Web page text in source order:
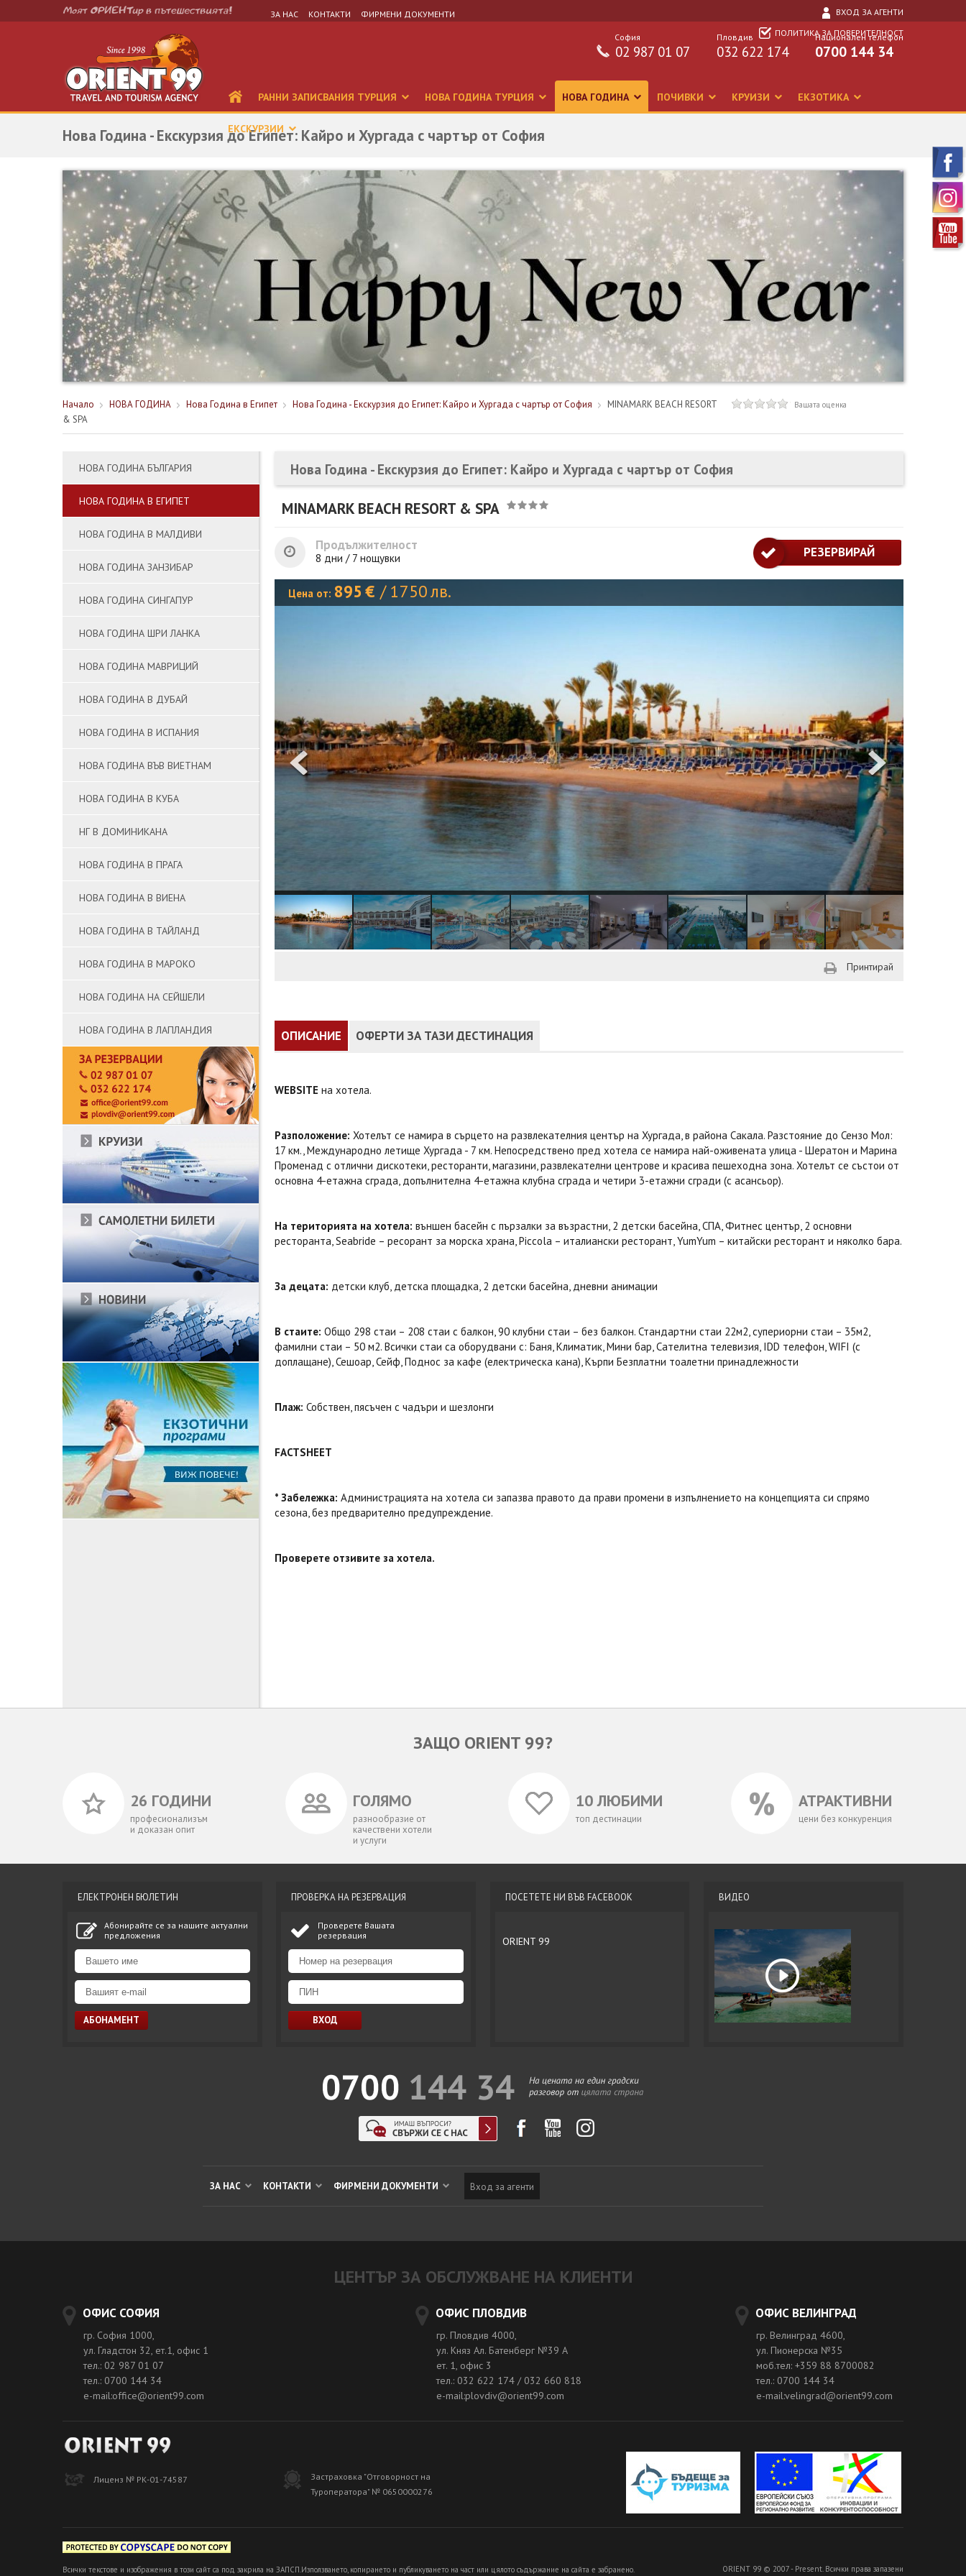
ЗА НАС КОНТАКТИ ФИРМЕНИ ДОКУМЕНТИ
ВХОД ЗА АГЕНТИ
ПОЛИТИКА ЗА ПОВЕРИТЕЛНОСТ
Национален телефон
0700 144 34
Пловдив
032 622 174
София
02 987 01 07
РАННИ ЗАПИСВАНИЯ ТУРЦИЯ НОВА ГОДИНА ТУРЦИЯ НОВА ГОДИНА ПОЧИВКИ КРУИЗИ ЕКЗОТИКА
ЕКСКУРЗИИ
Нова Година - Екскурзия до Египет: Кайро и Хургада с чартър от София
Начало НОВА ГОДИНА Нова Година в Египет Нова Година - Екскурзия до Египет: Кайро и Хургада с чартър от София
MINAMARK BEACH RESORT
& SPA
Вашата оценка
НОВА ГОДИНА БЪЛГАРИЯ
НОВА ГОДИНА В ЕГИПЕТ
НОВА ГОДИНА В МАЛДИВИ
НОВА ГОДИНА ЗАНЗИБАР
НОВА ГОДИНА СИНГАПУР
НОВА ГОДИНА ШРИ ЛАНКА
НОВА ГОДИНА МАВРИЦИЙ
НОВА ГОДИНА В ДУБАЙ
НОВА ГОДИНА В ИСПАНИЯ
НОВА ГОДИНА ВЪВ ВИЕТНАМ
НОВА ГОДИНА В КУБА
НГ В ДОМИНИКАНА
НОВА ГОДИНА В ПРАГА
НОВА ГОДИНА В ВИЕНА
НОВА ГОДИНА В ТАЙЛАНД
НОВА ГОДИНА В МАРОКО
НОВА ГОДИНА НА СЕЙШЕЛИ
НОВА ГОДИНА В ЛАПЛАНДИЯ
Нова Година - Екскурзия до Египет: Кайро и Хургада с чартър от София
MINAMARK BEACH RESORT & SPA
Продължителност
8 дни / 7 нощувки РЕЗЕРВИРАЙ
Цена от: 895 € / 1750лв.
Принтирай
ОПИСАНИЕ ОФЕРТИ ЗА ТАЗИ ДЕСТИНАЦИЯ
WEBSITE на хотела.
Разположение: Хотелът се намира в сърцето на развлекателния център на Хургада, в района Сакала. Разстояние до Сензо Мол:
17 км., Международно летище Хургада - 7 км. Непосредствено пред хотела се намира най-оживената улица - Шератон и Марина
Променад с отлични дискотеки, ресторанти, магазини, развлекателни центрове и красива пешеходна зона. Хотелът се състои от
основна 4-етажна сграда, допълнителна 4-етажна клубна сграда и четири 3-етажни сгради (с асансьор).
На територията на хотела: външен басейн с пързалки за възрастни, 2 детски басейна, СПА, Фитнес център, 2 основни
ресторанта, Seabride – ресорант за морска храна, Piccola – италиански ресторант, YumYum – китайски ресторант и няколко бара.
За децата: детски клуб, детска площадка, 2 детски басейна, дневни анимации
В стаите: Общо 298 стаи – 208 стаи с балкон, 90 клубни стаи – без балкон. Стандартни стаи 22м2, супериорни стаи – 35м2,
фамилни стаи – 50 м2. Всички стаи са оборудвани с: Баня, Климатик, Мини бар, Сателитна телевизия, IDD телефон, WIFI (с
доплащане), Сешоар, Сейф, Поднос за кафе (електрическа кана), Кърпи Безплатни тоалетни принадлежности
Плаж: Собствен, пясъчен с чадъри и шезлонги
FACTSHEET
* Забележка: Администрацията на хотела си запазва правото да прави промени в изпълнението на концепцията си спрямо
сезона, без предварително предупреждение.
Проверете отзивите за хотела.
ЗАЩО ORIENT 99?
26 ГОДИНИ
професионализъм
и доказан опит
ГОЛЯМО
разнообразие от
качествени хотели
и услуги
10 ЛЮБИМИ
топ дестинации
АТРАКТИВНИ
цени без конкуренция
ЕЛЕКТРОНЕН БЮЛЕТИН
Абонирайте се за нашите актуални
предложения
ПРОВЕРКА НА РЕЗЕРВАЦИЯ
Проверете Вашата
резервация
ПОСЕТЕТЕ НИ ВЪВ FACEBOOK
ORIENT 99
ВИДЕО
ЗА НАС КОНТАКТИ ФИРМЕНИ ДОКУМЕНТИ Вход за агенти
ЦЕНТЪР ЗА ОБСЛУЖВАНЕ НА КЛИЕНТИ
ОФИС СОФИЯ
гр. София 1000,
ул. Гладстон 32, ет.1, офис 1
тел.: 02 987 01 07
тел.: 0700 144 34
e-mail:office@orient99.com
ОФИС ПЛОВДИВ
гр. Пловдив 4000,
ул. Княз Ал. Батенберг №39 A
ет. 1, офис 3
тел.: 032 622 174 / 032 660 818
e-mail:plovdiv@orient99.com
ОФИС ВЕЛИНГРАД
гр. Велинград 4600,
ул. Пионерска №35
моб.тел: +359 88 8700082
тел.: 0700 144 34
e-mail:velingrad@orient99.com
Лиценз № РК-01-74587
Застраховка "Отговорност на
Туроператора" № 0650000276
Всички текстове и изображения в този сайт са под закрила на ЗАПСП.Използването, копирането и публикуването на част или цялото съдържание на сайта е забранено. ORIENT 99 © 2007 - Present. Всички права запазени